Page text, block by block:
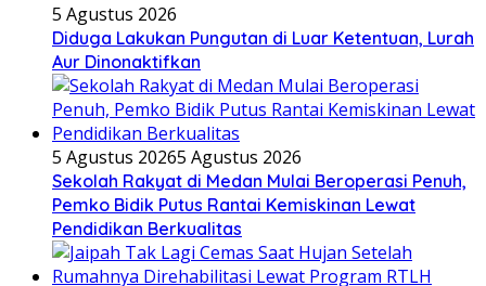
5 Agustus 2026
Diduga Lakukan Pungutan di Luar Ketentuan, Lurah
Aur Dinonaktifkan
5 Agustus 20265 Agustus 2026
Sekolah Rakyat di Medan Mulai Beroperasi Penuh,
Pemko Bidik Putus Rantai Kemiskinan Lewat
Pendidikan Berkualitas